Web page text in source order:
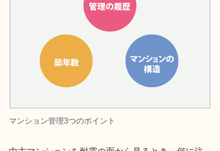
マンション管理3つのポイント